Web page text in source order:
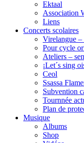
Ektaal
Association
Liens
Concerts scolaires
Virelangue –
Pour cycle
Ateliers –
¡Let´s sing
Ceol
Ssassa
Subvention
Tournnée
Plan de
Musique
Albums
Shop